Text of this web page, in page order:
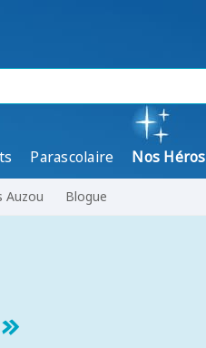
Parascolaire Nos Héros
Auzou Blogue